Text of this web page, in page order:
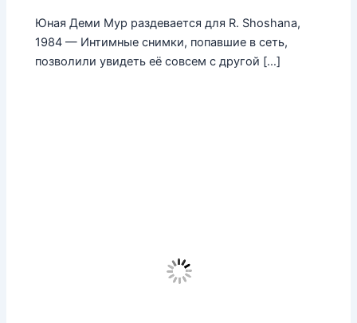
Юная Деми Мур раздевается для R. Shoshana,
1984 — Интимные снимки, попавшие в сеть,
позволили увидеть её совсем с другой […]